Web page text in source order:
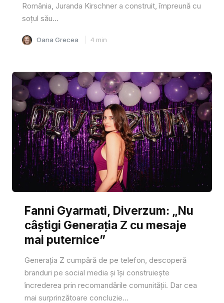
România, Juranda Kirschner a construit, împreună cu
soțul său...
Oana Grecea 4 min
Fanni Gyarmati, Diverzum: „Nu
câștigi Generația Z cu mesaje
mai puternice”
Generația Z cumpără de pe telefon, descoperă
branduri pe social media și își construiește
încrederea prin recomandările comunității. Dar cea
mai surprinzătoare concluzie...